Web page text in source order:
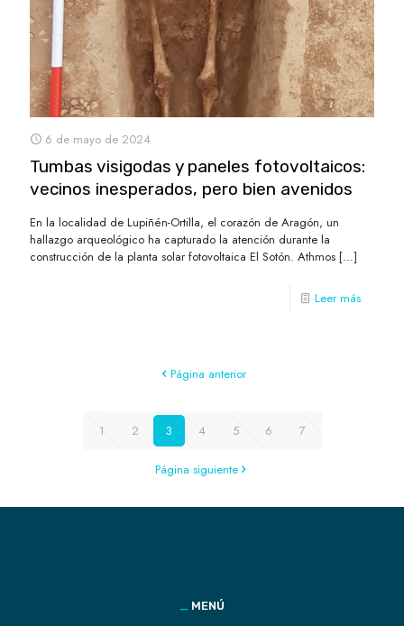
6 de mayo de 2024
Tumbas visigodas y paneles fotovoltaicos:
vecinos inesperados, pero bien avenidos
En la localidad de Lupiñén-Ortilla, el corazón de Aragón, un
hallazgo arqueológico ha capturado la atención durante la
construcción de la planta solar fotovoltaica El Sotón. Athmos […]
Leer más
Página anterior
1 2 3 4 5 6 7
Página siguiente
MENÚ